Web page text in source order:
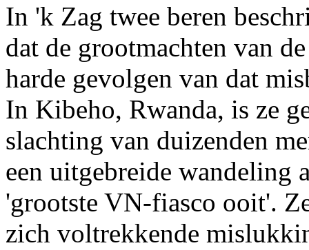
In 'k Zag twee beren
dat de grootmachten van
harde gevolgen van dat
In Kibeho, Rwanda, is ze
slachting van duizenden
een uitgebreide wandeling
'grootste VN-fiasco ooit'.
zich voltrekkende